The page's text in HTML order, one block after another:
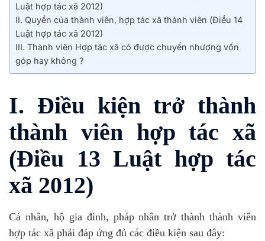
Luật hợp tác xã 2012)
II. Quyền của thành viên, hợp tác xã thành viên (Điều 14
Luật hợp tác xã 2012)
III. Thành viên Hợp tác xã có được chuyển nhượng vốn
góp hay không ?
I. Điều kiện trở thành
thành viên hợp tác xã
(Điều 13 Luật hợp tác
xã 2012)
Cá nhân, hộ gia đình, pháp nhân trở thành thành viên
hợp tác xã phải đáp ứng đủ các điều kiện sau đây: